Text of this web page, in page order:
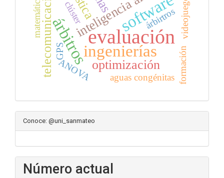
evaluación
ingenierías
software
árbitros
telecomunicaciones optimización formación
aguas congénitas
videojuegos
ANOVA
árbirtros
matemáticas clúster
GPS
Conoce: @uni_sanmateo
Número actual